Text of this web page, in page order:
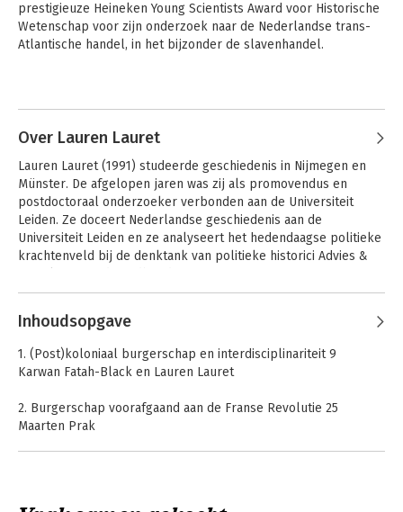
prestigieuze Heineken Young Scientists Award voor Historische
Wetenschap voor zijn onderzoek naar de Nederlandse trans-
Atlantische handel, in het bijzonder de slavenhandel.
Black
Eigendomsstrijd
Ooggetuigen van
de Nederlandse
Over Lauren Lauret
Lauren Lauret (1991) studeerde geschiedenis in Nijmegen en
Münster. De afgelopen jaren was zij als promovendus en
postdoctoraal onderzoeker verbonden aan de Universiteit
Leiden. Ze doceert Nederlandse geschiedenis aan de
Universiteit Leiden en ze analyseert het hedendaagse politieke
krachtenveld bij de denktank van politieke historici Advies &
Andere boeken door Lauren Lauret
Inhoudsopgave
1. (Post)koloniaal burgerschap en interdisciplinariteit 9
Karwan Fatah-Black en Lauren Lauret
2. Burgerschap voorafgaand aan de Franse Revolutie 25
Maarten Prak